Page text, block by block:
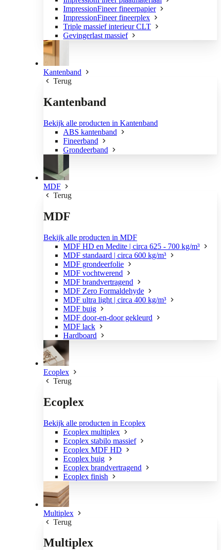
ImpressionFineer fineerpapier
ImpressionFineer fineerplex
Triple massief interieur CLT
Gevingerlast massief
Kantenband
Terug
Kantenband
Bekijk alle producten in Kantenband
ABS kantenband
Fineerband
Grondeerband
MDF
Terug
MDF
Bekijk alle producten in MDF
MDF HD en Medite | circa 625 - 700 kg/m³
MDF standaard | circa 600 kg/m³
MDF grondeerfolie
MDF vochtwerend
MDF brandvertragend
MDF Zero Formaldehyde
MDF ultra light | circa 400 kg/m³
MDF buig
MDF door-en-door gekleurd
MDF lack
Hardboard
Ecoplex
Terug
Ecoplex
Bekijk alle producten in Ecoplex
Ecoplex multiplex
Ecoplex stabilo massief
Ecoplex MDF HD
Ecoplex buig
Ecoplex brandvertragend
Ecoplex finish
Multiplex
Terug
Multiplex